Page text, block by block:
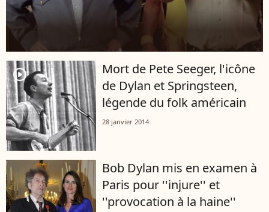
player2
Mort de Pete Seeger, l'icône
de Dylan et Springsteen,
légende du folk américain
28 janvier 2014
Bob Dylan mis en examen à
Paris pour ''injure'' et
''provocation à la haine''